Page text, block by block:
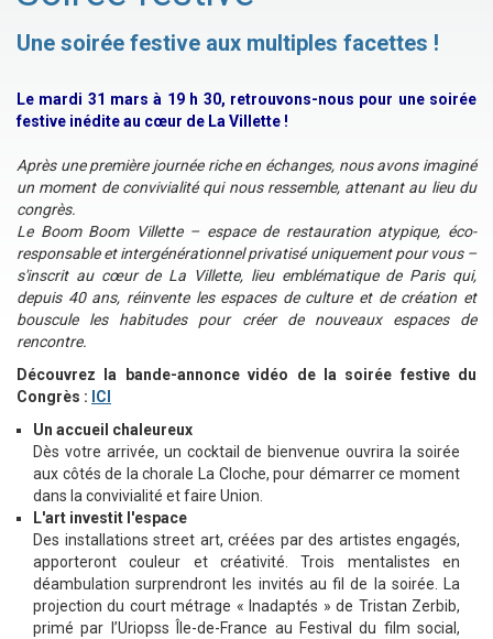
Une soirée festive aux multiples facettes !
Le mardi 31 mars à 19 h 30, retrouvons-nous pour une soirée
festive inédite au cœur de La Villette !
Après une première journée riche en échanges, nous avons imaginé
un moment de convivialité qui nous ressemble, attenant au lieu du
congrès.
Le Boom Boom Villette – espace de restauration atypique, éco-
responsable et intergénérationnel privatisé uniquement pour vous –
s'inscrit au cœur de La Villette, lieu emblématique de Paris qui,
depuis 40 ans, réinvente les espaces de culture et de création et
bouscule les habitudes pour créer de nouveaux espaces de
rencontre.
Découvrez la bande-annonce vidéo de la soirée festive du
Congrès : ICI
Un accueil chaleureux
Dès votre arrivée, un cocktail de bienvenue ouvrira la soirée
aux côtés de la chorale La Cloche, pour démarrer ce moment
dans la convivialité et faire Union.
L'art investit l'espace
Des installations street art, créées par des artistes engagés,
apporteront couleur et créativité. Trois mentalistes en
déambulation surprendront les invités au fil de la soirée. La
projection du court métrage « Inadaptés » de Tristan Zerbib,
primé par l’Uriopss Île-de-France au Festival du film social,